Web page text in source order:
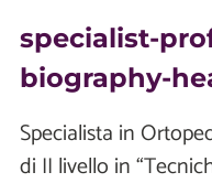
specialist-
biography-
Specialista in
di II livello in